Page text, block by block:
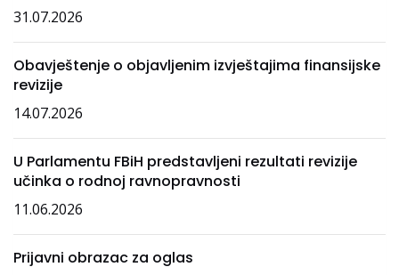
31.07.2026
Obavještenje o objavljenim izvještajima finansijske
revizije
14.07.2026
U Parlamentu FBiH predstavljeni rezultati revizije
učinka o rodnoj ravnopravnosti
11.06.2026
Prijavni obrazac za oglas